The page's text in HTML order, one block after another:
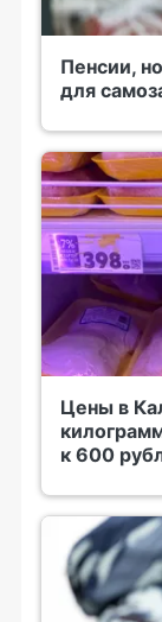
Пенсии,
для
Цены в
к 600